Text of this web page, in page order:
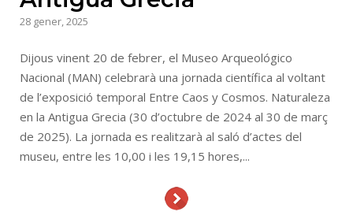
28 gener, 2025
Dijous vinent 20 de febrer, el Museo Arqueológico
Nacional (MAN) celebrarà una jornada científica al voltant
de l’exposició temporal Entre Caos y Cosmos. Naturaleza
en la Antigua Grecia (30 d’octubre de 2024 al 30 de març
de 2025). La jornada es realitzarà al saló d’actes del
museu, entre les 10,00 i les 19,15 hores,...